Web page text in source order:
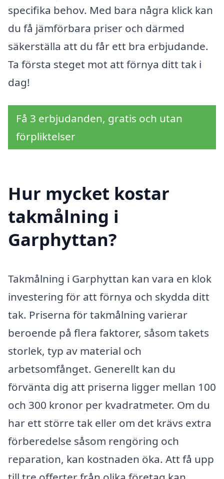
specifika behov. Med bara några klick kan
du få jämförbara priser och därmed
säkerställa att du får ett bra erbjudande.
Ta första steget mot att förnya ditt tak i
dag!
Få 3 erbjudanden, gratis och utan
förpliktelser
Hur mycket kostar
takmålning i
Garphyttan?
Takmålning i Garphyttan kan vara en klok
investering för att förnya och skydda ditt
tak. Priserna för takmålning varierar
beroende på flera faktorer, såsom takets
storlek, typ av material och
arbetsomfånget. Generellt kan du
förvänta dig att priserna ligger mellan 100
och 300 kronor per kvadratmeter. Om du
har ett större tak eller om det krävs extra
förberedelse såsom rengöring och
reparation, kan kostnaden öka. Att få upp